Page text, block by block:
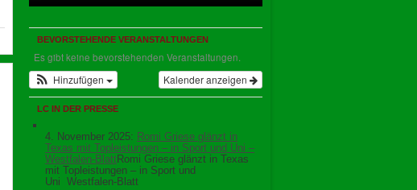
BEVORSTEHENDE VERANSTALTUNGEN
Es gibt keine bevorstehenden Veranstaltungen.
Kalender anzeigen
Hinzufügen
LC IN DER PRESSE
4. November 2025: Romi Griese glänzt in
Texas mit Topleistungen – in Sport und Uni –
Westfalen-BlattRomi Griese glänzt in Texas
mit Topleistungen – in Sport und
Uni Westfalen-Blatt